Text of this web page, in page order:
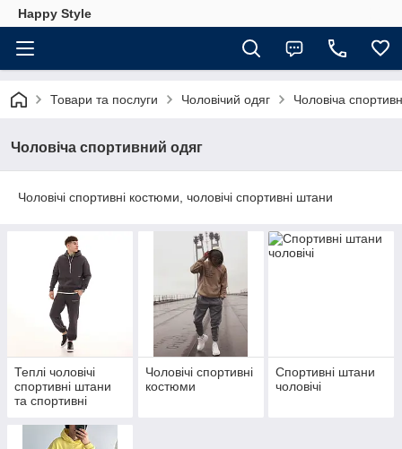
Happy Style
Товари та послуги Чоловічий одяг Чоловіча
Чоловіча спортивний одяг
Чоловічі спортивні костюми, чоловічі спортивні штани
Теплі чоловічі
спортивні штани
та спортивні
Чоловічі спортивні
костюми
Спортивні штани
чоловічі